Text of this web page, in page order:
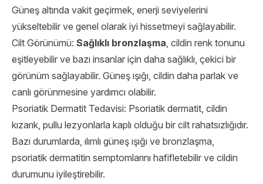
Güneş altında vakit geçirmek, enerji seviyelerini
yükseltebilir ve genel olarak iyi hissetmeyi sağlayabilir.
Cilt Görünümü: Sağlıklı bronzlaşma, cildin renk tonunu
eşitleyebilir ve bazı insanlar için daha sağlıklı, çekici bir
görünüm sağlayabilir. Güneş ışığı, cildin daha parlak ve
canlı görünmesine yardımcı olabilir.
Psoriatik Dermatit Tedavisi: Psoriatik dermatit, cildin
kızarık, pullu lezyonlarla kaplı olduğu bir cilt rahatsızlığıdır.
Bazı durumlarda, ılımlı güneş ışığı ve bronzlaşma,
psoriatik dermatitin semptomlarını hafifletebilir ve cildin
durumunu iyileştirebilir.